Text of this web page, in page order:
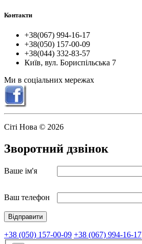
Контакти
+38(067) 994-16-17
+38(050) 157-00-09
+38(044) 332-83-57
Київ, вул. Бориспільська 7
Ми в соціальних мережах
Сіті Нова © 2026
Зворотний дзвінок
Ваше ім'я
Ваш телефон
+38 (050) 157-00-09 +38 (067) 994-16-17